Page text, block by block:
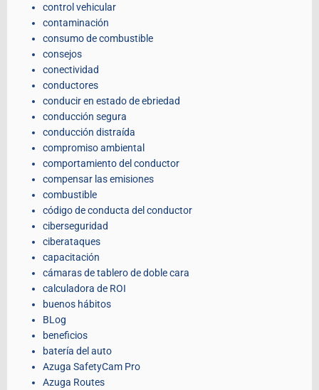
control vehicular
contaminación
consumo de combustible
consejos
conectividad
conductores
conducir en estado de ebriedad
conducción segura
conducción distraída
compromiso ambiental
comportamiento del conductor
compensar las emisiones
combustible
código de conducta del conductor
ciberseguridad
ciberataques
capacitación
cámaras de tablero de doble cara
calculadora de ROI
buenos hábitos
BLog
beneficios
batería del auto
Azuga SafetyCam Pro
Azuga Routes